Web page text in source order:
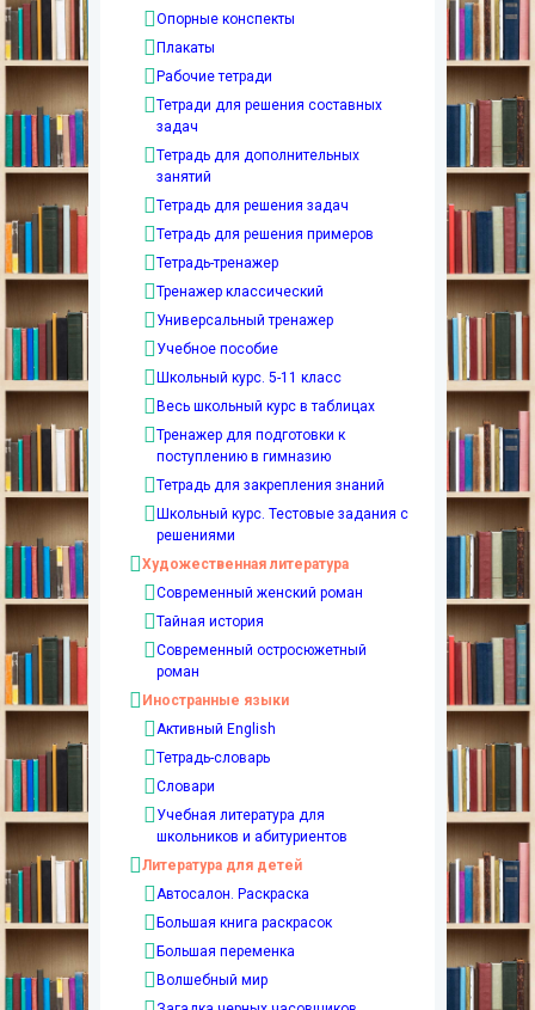
Опорные конспекты
Плакаты
Рабочие тетради
Тетради для решения составных
задач
Тетрадь для дополнительных
занятий
Тетрадь для решения задач
Тетрадь для решения примеров
Тетрадь-тренажер
Тренажер классический
Универсальный тренажер
Учебное пособие
Школьный курс. 5-11 класс
Весь школьный курс в таблицах
Тренажер для подготовки к
поступлению в гимназию
Тетрадь для закрепления знаний
Школьный курс. Тестовые задания с
решениями
Художественная литература
Современный женский роман
Тайная история
Современный остросюжетный
роман
Иностранные языки
Активный English
Тетрадь-словарь
Словари
Учебная литература для
школьников и абитуриентов
Литература для детей
Автосалон. Раскраска
Большая книга раскрасок
Большая переменка
Волшебный мир